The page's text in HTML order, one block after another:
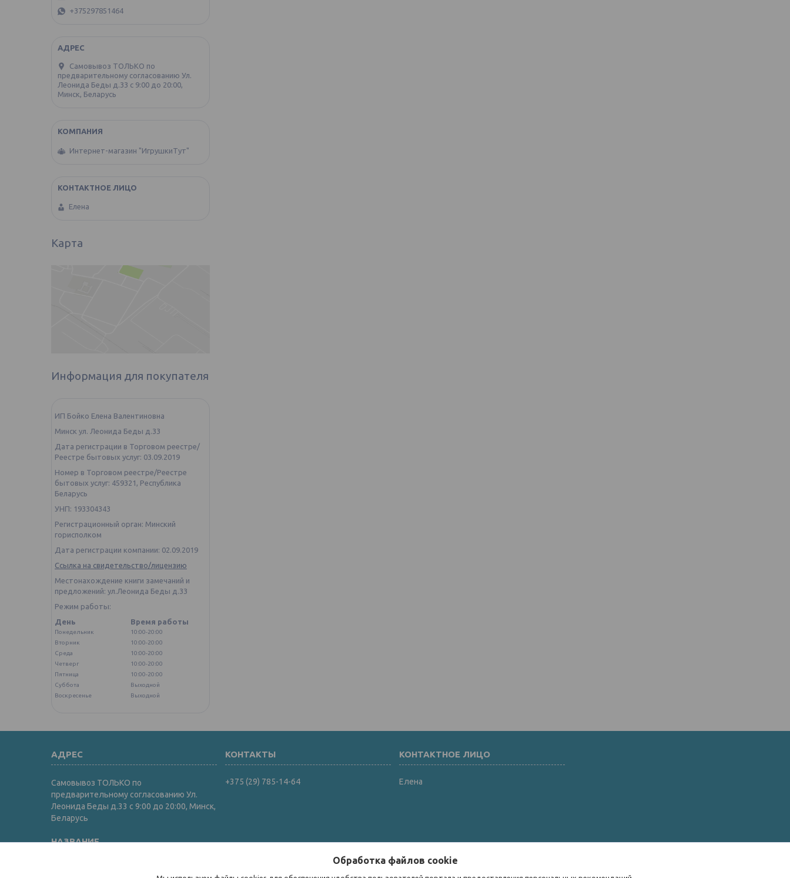
+375297851464
Самовывоз ТОЛЬКО по
предварительному согласованию Ул.
Леонида Беды д.33 с 9:00 до 20:00,
Минск, Беларусь
Интернет-магазин "ИгрушкиТут"
Елена
Карта
Информация для покупателя
ИП Бойко Елена Валентиновна
Минск ул. Леонида Беды д.33
Дата регистрации в Торговом реестре/
Реестре бытовых услуг: 03.09.2019
Номер в Торговом реестре/Реестре
бытовых услуг: 459321, Республика
Беларусь
УНП: 193304343
Регистрационный орган: Минский
горисполком
Дата регистрации компании: 02.09.2019
Ссылка на свидетельство/лицензию
Местонахождение книги замечаний и
предложений: ул.Леонида Беды д.33
Режим работы:
День
Время работы
Понедельник
10:00-20:00
Вторник
10:00-20:00
Среда
10:00-20:00
Четверг
10:00-20:00
Пятница
10:00-20:00
Суббота
Выходной
Воскресенье
Выходной
Самовывоз ТОЛЬКО по
предварительному согласованию Ул.
Леонида Беды д.33 с 9:00 до 20:00, Минск,
Беларусь
+375 (29) 785-14-64 Елена
Обработка файлов cookie